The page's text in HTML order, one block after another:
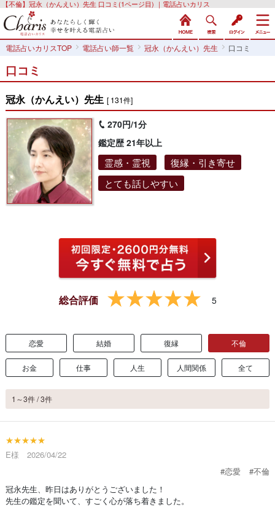
【不倫】冠永（かんえい）先生 口コミ(1ページ目) ｜電話占いカリス
電話占いカリスTOP 電話占い師一覧 冠永（かんえい）先生 口コミ
口コミ
冠永（かんえい）先生 [ 131件]
270円/1分
鑑定歴 21年以上
霊感・霊視
復縁・引き寄せ
とても話しやすい
総合評価 5
恋愛 結婚 復縁 不倫
お金 仕事 人生 人間関係 全て
1～3件 / 3件
★★★★★
E様 2026/04/22
#恋愛
#不倫
冠永先生、昨日はありがとうございました！
先生の鑑定を聞いて、すごく心が落ち着きました。